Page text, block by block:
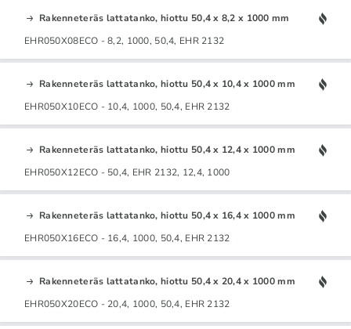
Rakenneteräs lattatanko, hiottu 50,4 x 8,2 x 1000 mm
EHR050X08ECO - 8,2, 1000, 50,4, EHR 2132
Rakenneteräs lattatanko, hiottu 50,4 x 10,4 x 1000 mm
EHR050X10ECO - 10,4, 1000, 50,4, EHR 2132
Rakenneteräs lattatanko, hiottu 50,4 x 12,4 x 1000 mm
EHR050X12ECO - 50,4, EHR 2132, 12,4, 1000
Rakenneteräs lattatanko, hiottu 50,4 x 16,4 x 1000 mm
EHR050X16ECO - 16,4, 1000, 50,4, EHR 2132
Rakenneteräs lattatanko, hiottu 50,4 x 20,4 x 1000 mm
EHR050X20ECO - 20,4, 1000, 50,4, EHR 2132